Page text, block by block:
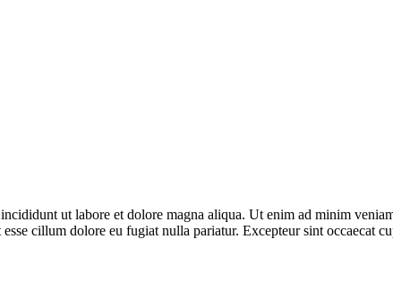
ut labore et dolore magna aliqua. Ut enim ad minim
cillum dolore eu fugiat nulla pariatur. Excepteur sint occaecat